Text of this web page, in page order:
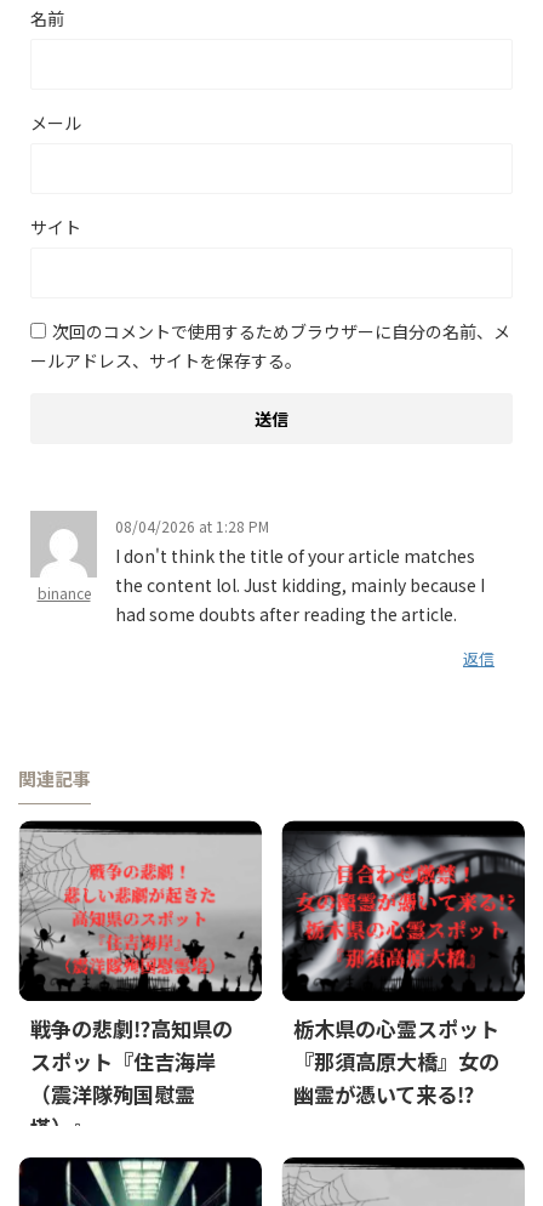
名前
メール
サイト
次回のコメントで使用するためブラウザーに自分の名前、メ
ールアドレス、サイトを保存する。
binance
08/04/2026 at 1:28 PM
I don't think the title of your article matches
the content lol. Just kidding, mainly because I
had some doubts after reading the article.
返信
関連記事
戦争の悲劇⁉高知県の
スポット『住吉海岸
（震洋隊殉国慰霊
塔）』
栃木県の心霊スポット
『那須高原大橋』女の
幽霊が憑いて来る⁉